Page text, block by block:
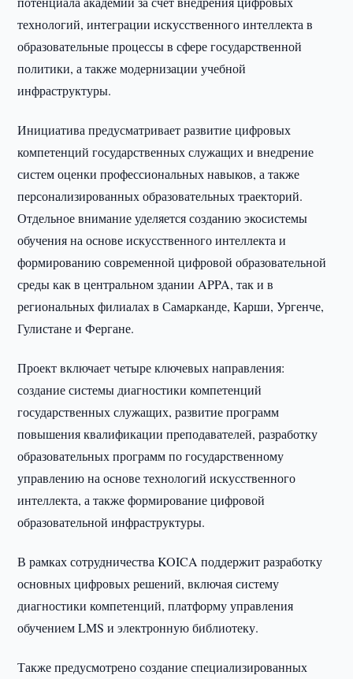
технологий, интеграции искусственного интеллекта в
образовательные процессы в сфере государственной
политики, а также модернизации учебной
инфраструктуры.
Инициатива предусматривает развитие цифровых
компетенций государственных служащих и внедрение
систем оценки профессиональных навыков, а также
персонализированных образовательных траекторий.
Отдельное внимание уделяется созданию экосистемы
обучения на основе искусственного интеллекта и
формированию современной цифровой образовательной
среды как в центральном здании APPA, так и в
региональных филиалах в Самарканде, Карши, Ургенче,
Гулистане и Фергане.
Проект включает четыре ключевых направления:
создание системы диагностики компетенций
государственных служащих, развитие программ
повышения квалификации преподавателей, разработку
образовательных программ по государственному
управлению на основе технологий искусственного
интеллекта, а также формирование цифровой
образовательной инфраструктуры.
В рамках сотрудничества KOICA поддержит разработку
основных цифровых решений, включая систему
диагностики компетенций, платформу управления
обучением LMS и электронную библиотеку.
Также предусмотрено создание специализированных